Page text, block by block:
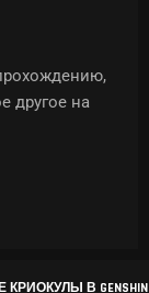
В GENSHIN
другое на